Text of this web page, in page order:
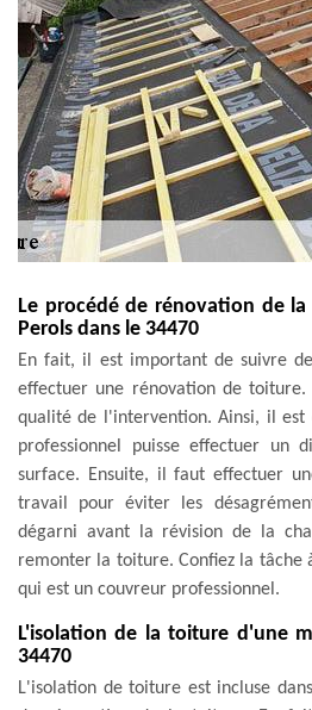
Le procédé de rénovation de
Perols dans le 34470
En fait, il est important de suivre
effectuer une rénovation de
qualité de l'intervention. Ainsi, il est
professionnel puisse effectuer un
surface. Ensuite, il faut effectuer
travail pour éviter les
dégarni avant la révision de la
remonter la toiture. Confiez la tâche
qui est un couvreur professionnel.
L'isolation de la toiture d'une
34470
L'isolation de toiture est incluse